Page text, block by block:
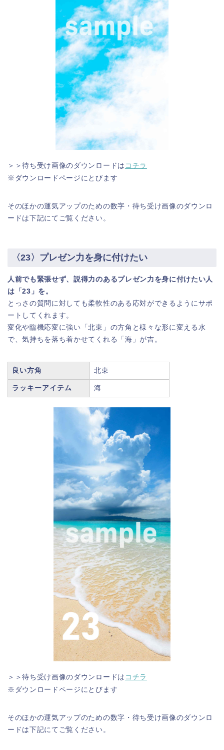
＞＞待ち受け画像のダウンロードは コチラ
※ダウンロードページにとびます
そのほかの運気アップのための数字・待ち受け画像のダウンロ
ードは下記にてご覧ください。
〈23〉プレゼン力を身に付けたい
人前でも緊張せず、説得力のあるプレゼン力を身に付けたい人
は「23」を。
とっさの質問に対しても柔軟性のある応対ができるようにサポ
ートしてくれます。
変化や臨機応変に強い「北東」の方角と様々な形に変える水
で、気持ちを落ち着かせてくれる「海」が吉。
良い方角 北東
ラッキーアイテム 海
＞＞待ち受け画像のダウンロードは コチラ
※ダウンロードページにとびます
そのほかの運気アップのための数字・待ち受け画像のダウンロ
ードは下記にてご覧ください。